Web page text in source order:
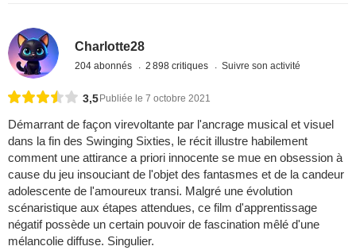
Charlotte28
204 abonnés 2 898 critiques Suivre son activité
3,5 Publiée le 7 octobre 2021
Démarrant de façon virevoltante par l'ancrage musical et visuel
dans la fin des Swinging Sixties, le récit illustre habilement
comment une attirance a priori innocente se mue en obsession à
cause du jeu insouciant de l'objet des fantasmes et de la candeur
adolescente de l'amoureux transi. Malgré une évolution
scénaristique aux étapes attendues, ce film d'apprentissage
négatif possède un certain pouvoir de fascination mêlé d'une
mélancolie diffuse. Singulier.